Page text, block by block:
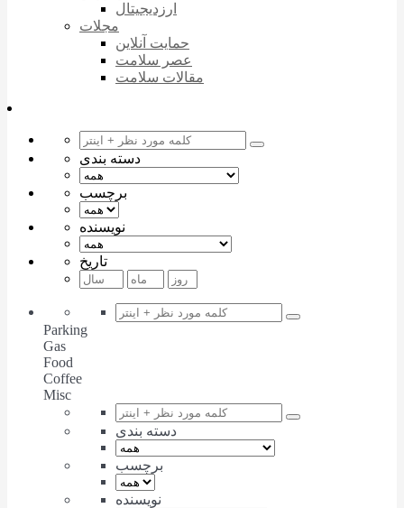
ارزدیجیتال
مجلات
حمایت آنلاین
عصر سلامت
مقالات سلامت
دسته بندی
برچسب
نویسنده
تاریخ
Parking
Gas
Food
Coffee
Misc
دسته بندی
برچسب
نویسنده